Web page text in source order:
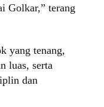
Golkar,” terang
yang tenang,
luas, serta
dan